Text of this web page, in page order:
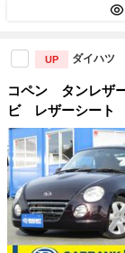
UP ダイハツ
コペン タンレザ
ビ レザーシート